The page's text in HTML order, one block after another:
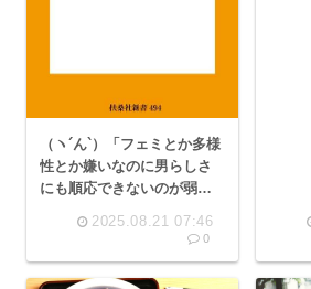
（ヽ´ん`）「フェミとか多様
性とか嫌いなのに男らしさ
にも順応できないのが弱男
2025.08.21 07:46
0